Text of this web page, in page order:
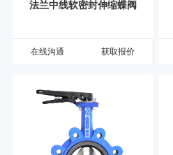
法兰中线软密封伸缩蝶阀
在线沟通 获取报价